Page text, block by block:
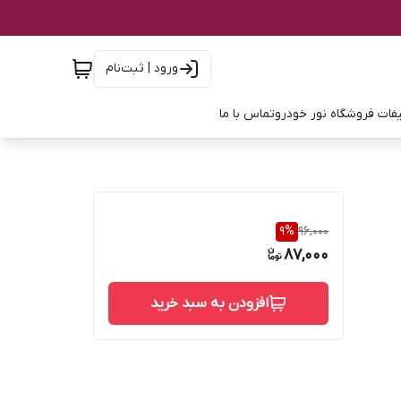
ورود | ثبت‌نام
فروشگاه نور خودروتماس با ما
96,000
9%
87,000
افزودن به سبد خرید